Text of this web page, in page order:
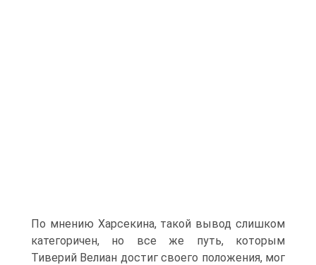
По мнению Харсекина, такой вывод слишком
категоричен, но все же путь, которым
Тиверий Велиан достиг своего положения, мог